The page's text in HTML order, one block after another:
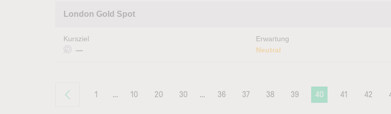
London Gold Spot
Kursziel
—
Erwartung
Neutral
1 … 10 20 30 … 36 37 38 39 40 41 42